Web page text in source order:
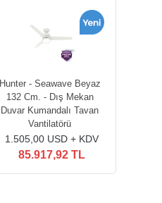
Hunter - Seawave Beyaz
132 Cm. - Dış Mekan
Duvar Kumandalı Tavan
Vantilatörü
1.505,00 USD + KDV
85.917,92 TL